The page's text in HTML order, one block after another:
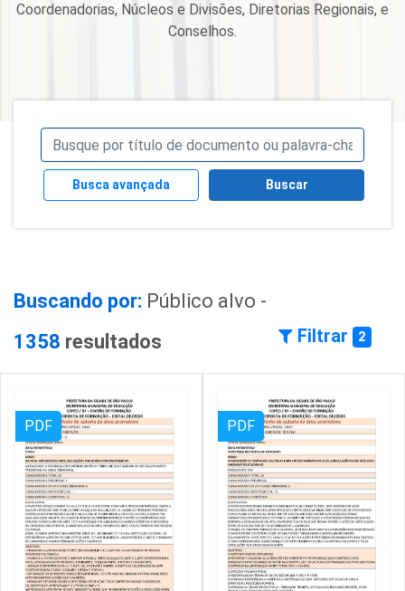
Coordenadorias, Núcleos e Divisões, Diretorias Regionais, e
Conselhos.
Busca avançada Buscar
Buscando por: Público alvo -
1358 resultados Filtrar 2
PDF PDF